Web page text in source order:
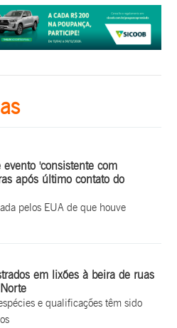
'consistente com
após último contato do
pelos EUA de que houve
em lixões à beira de ruas
e qualificações têm sido